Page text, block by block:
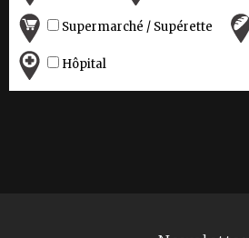
Supermarché / Supérette
Hôpital